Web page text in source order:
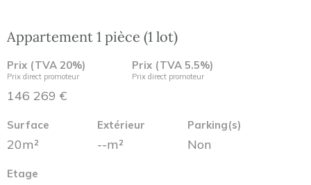
Appartement 1 pièce (1 lot)
Prix (TVA 20%)
Prix direct promoteur
146 269 €
Prix (TVA 5.5%)
Prix direct promoteur
Surface
20m²
Extérieur
--m²
Parking(s)
Non
Etage